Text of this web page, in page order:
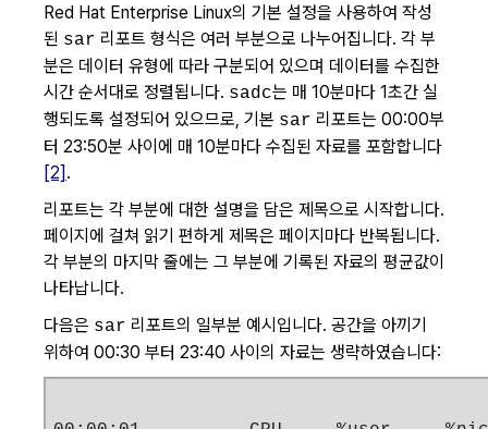
Red Hat Enterprise Linux의 기본 설정을 사용하여 작성
된 sar 리포트 형식은 여러 부분으로 나누어집니다. 각 부
분은 데이터 유형에 따라 구분되어 있으며 데이터를 수집한
시간 순서대로 정렬됩니다. sadc는 매 10분마다 1초간 실
행되도록 설정되어 있으므로, 기본 sar 리포트는 00:00부
터 23:50분 사이에 매 10분마다 수집된 자료를 포함합니다
[2] .
리포트는 각 부분에 대한 설명을 담은 제목으로 시작합니다.
페이지에 걸쳐 읽기 편하게 제목은 페이지마다 반복됩니다.
각 부분의 마지막 줄에는 그 부분에 기록된 자료의 평균값이
나타납니다.
다음은 sar 리포트의 일부분 예시입니다. 공간을 아끼기
위하여 00:30 부터 23:40 사이의 자료는 생략하였습니다: